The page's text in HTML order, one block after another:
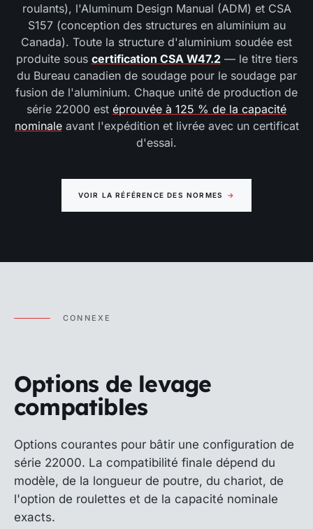
roulants), l'Aluminum Design Manual (ADM) et CSA
S157 (conception des structures en aluminium au
Canada). Toute la structure d'aluminium soudée est
produite sous certification CSA W47.2— le titre tiers
du Bureau canadien de soudage pour le soudage par
fusion de l'aluminium. Chaque unité de production de
série 22000 est éprouvée à 125 % de la capacité
nominaleavant l'expédition et livrée avec un certificat
d'essai.
VOIR LA RÉFÉRENCE DES NORMES →
CONNEXE
Options de levage
compatibles
Options courantes pour bâtir une configuration de
série 22000. La compatibilité finale dépend du
modèle, de la longueur de poutre, du chariot, de
l'option de roulettes et de la capacité nominale
exacts.